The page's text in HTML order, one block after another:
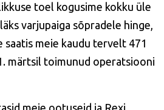
toel kogusime kokku üle
varjupaiga sõpradele hinge,
saatis meie kaudu tervelt 471
märtsil toimunud operatsiooni